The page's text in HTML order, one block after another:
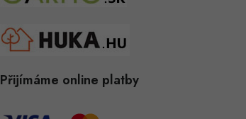
Přijímáme online platby